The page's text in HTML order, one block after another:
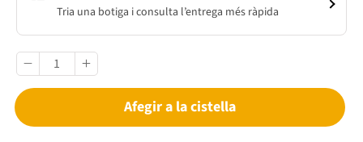
Tria una botiga i consulta l’entrega més ràpida
Afegir a la cistella